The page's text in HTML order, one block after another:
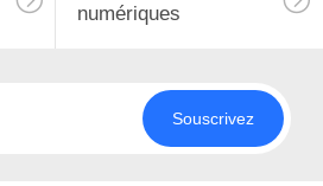
numériques
Souscrivez